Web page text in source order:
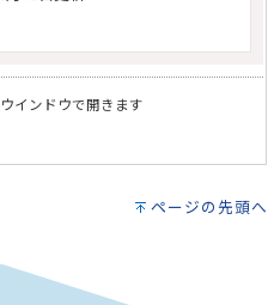
インドウで開きます
ページの先頭へ